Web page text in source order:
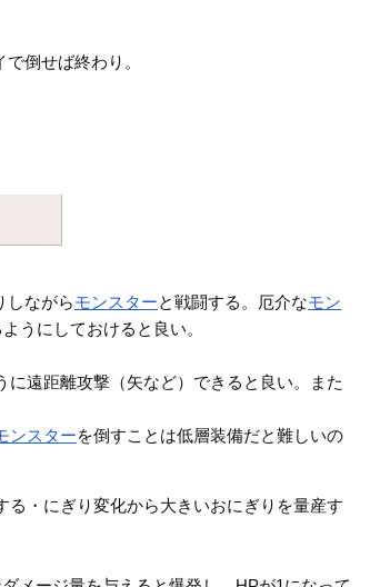
倒せば終わり。
しながらモンスターと戦闘する。厄介なモン
うにしておけると良い。
遠距離攻撃（矢など）できると良い。また
ンスターを倒すことは低層装備だと難しいの
・にぎり変化から大きいおにぎりを量産す